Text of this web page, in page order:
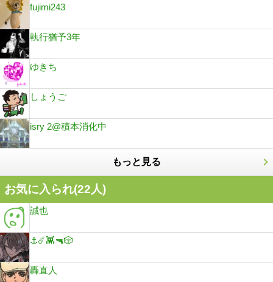
fujimi243
執行猶予3年
ゆきち
しょうご
isry 2@積本消化中
もっと見る
お気に入られ(22人)
誠也
⚓️☄️👾🔫🎲
轟直人